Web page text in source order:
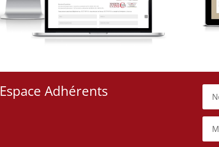
Espace Adhérents